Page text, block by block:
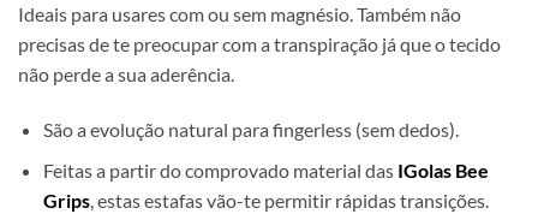
Ideais para usares com ou sem magnésio. Também não
precisas de te preocupar com a transpiração já que o tecido
não perde a sua aderência.
São a evolução natural para fingerless (sem dedos).
Feitas a partir do comprovado material das IGolas Bee
Grips, estas estafas vão-te permitir rápidas transições.